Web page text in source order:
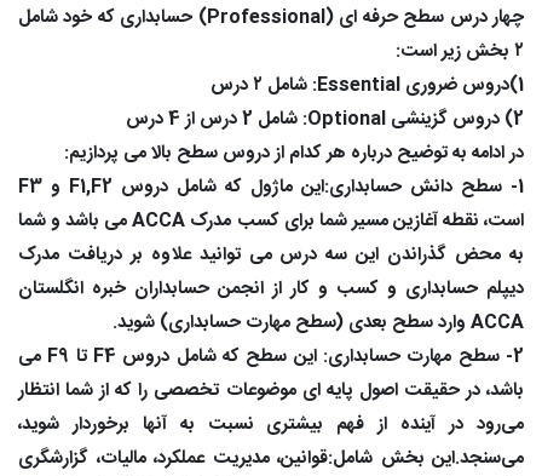
چهار درس سطح حرفه ای (Professional) حسابداری که خود شامل
۲ بخش زیر است:
1)دروس ضروری Essential: شامل ۲ درس
2) دروس گزینشی Optional: شامل 2 درس از 4 درس
در ادامه به توضیح درباره هر کدام از دروس سطح بالا می پردازیم:
1- سطح دانش حسابداری:این ماژول که شامل دروس F1,F2 و F3
است، نقطه آغازین مسیر شما برای کسب مدرک ACCA می باشد و شما
به محض گذراندن این سه درس می توانید علاوه بر دریافت مدرک
دیپلم حسابداری و کسب و کار از انجمن حسابداران خبره انگلستان
ACCA وارد سطح بعدی (سطح مهارت حسابداری) شوید.
2- سطح مهارت حسابداری: این سطح که شامل دروس F4 تا F9 می
باشد، در حقیقت اصول پایه ای موضوعات تخصصی را که از شما انتظار
می‌رود در آینده از فهم بیشتری نسبت به آنها برخوردار شوید،
می‌سنجد.این بخش شامل:قوانین، مدیریت عملکرد، مالیات، گزارشگری